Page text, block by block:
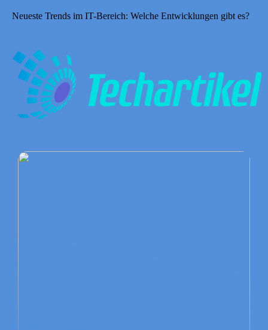
Neueste Trends im IT-Bereich: Welche Entwicklungen gibt es?